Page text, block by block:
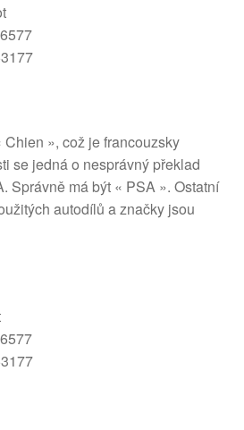
», což je francouzsky
se jedná o nesprávný překlad
Správně má být « PSA ». Ostatní
autodílů a značky jsou